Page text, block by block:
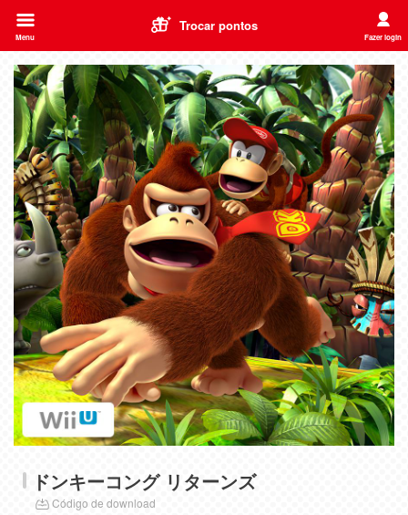
Trocar pontos
Menu Fazer login
ドンキーコング リターンズ
Código de download